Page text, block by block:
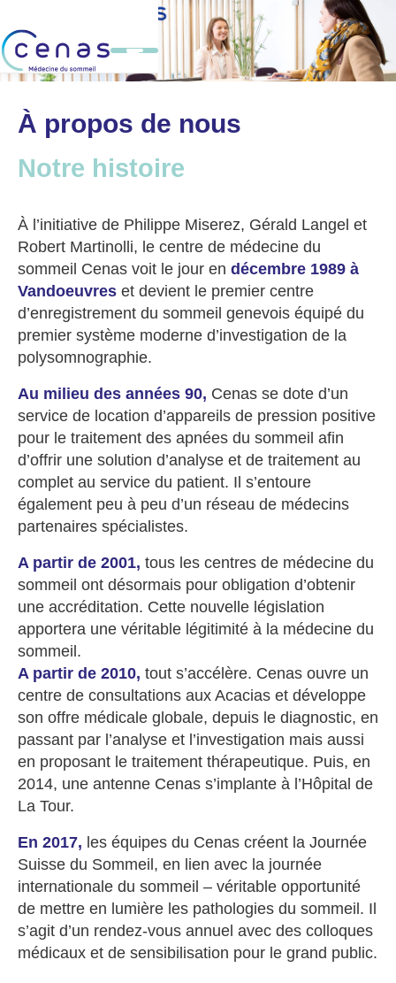
À propos de nous
Notre histoire
À l’initiative de Philippe Miserez, Gérald Langel et
Robert Martinolli, le centre de médecine du
sommeil Cenas voit le jour en décembre 1989 à
Vandoeuvres et devient le premier centre
d’enregistrement du sommeil genevois équipé du
premier système moderne d’investigation de la
polysomnographie.
Au milieu des années 90, Cenas se dote d’un
service de location d’appareils de pression positive
pour le traitement des apnées du sommeil afin
d’offrir une solution d’analyse et de traitement au
complet au service du patient. Il s’entoure
également peu à peu d’un réseau de médecins
partenaires spécialistes.
A partir de 2001, tous les centres de médecine du
sommeil ont désormais pour obligation d’obtenir
une accréditation. Cette nouvelle législation
apportera une véritable légitimité à la médecine du
sommeil.
A partir de 2010, tout s’accélère. Cenas ouvre un
centre de consultations aux Acacias et développe
son offre médicale globale, depuis le diagnostic, en
passant par l’analyse et l’investigation mais aussi
en proposant le traitement thérapeutique. Puis, en
2014, une antenne Cenas s’implante à l’Hôpital de
La Tour.
En 2017, les équipes du Cenas créent la Journée
Suisse du Sommeil, en lien avec la journée
internationale du sommeil – véritable opportunité
de mettre en lumière les pathologies du sommeil. Il
s’agit d’un rendez-vous annuel avec des colloques
médicaux et de sensibilisation pour le grand public.